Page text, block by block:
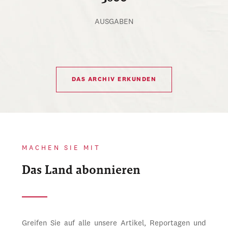
AUSGABEN
DAS ARCHIV ERKUNDEN
MACHEN SIE MIT
Das Land abonnieren
Greifen Sie auf alle unsere Artikel, Reportagen und